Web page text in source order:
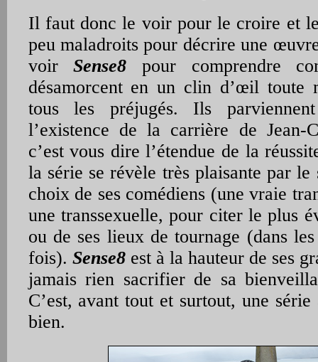
Il faut donc le voir pour le croire et
peu maladroits pour décrire une
voirSense8 pour comprendre
désamorcent en un clin d’œil toute
tous les préjugés. Ils
l’existence de la carrière de Jean-
c’est vous dire l’étendue de la
la série se révèle très plaisante par le
choix de ses comédiens (une vraie
une transsexuelle, pour citer le plus
ou de ses lieux de tournage (dans
fois). Sense8 est à la hauteur de ses
jamais rien sacrifier de sa
C’est, avant tout et surtout, une
bien.